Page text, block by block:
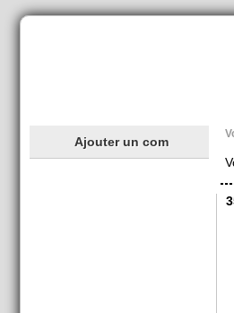
Ajouter un com